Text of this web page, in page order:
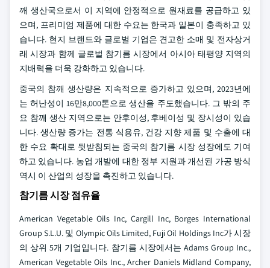
깨 생산국으로서 이 지역에 안정적으로 원재료를 공급하고 있
으며, 프리미엄 제품에 대한 수요는 한국과 일본이 충족하고 있
습니다. 현지 브랜드와 글로벌 기업은 견고한 소매 및 전자상거
래 시장과 함께 글로벌 참기름 시장에서 아시아 태평양 지역의
지배력을 더욱 강화하고 있습니다.
중국의 참깨 생산량은 지속적으로 증가하고 있으며, 2023년에
는 허난성이 16만8,000톤으로 생산을 주도했습니다. 그 밖의 주
요 참깨 생산 지역으로는 안후이성, 후베이성 및 장시성이 있습
니다. 생산량 증가는 전통 식용유, 건강 지향 제품 및 수출에 대
한 수요 확대로 뒷받침되는 중국의 참기름 시장 성장에도 기여
하고 있습니다. 농업 개발에 대한 정부 지원과 개선된 가공 방식
역시 이 산업의 성장을 촉진하고 있습니다.
참기름 시장 점유율
American Vegetable Oils Inc, Cargill Inc, Borges International
Group S.L.U. 및 Olympic Oils Limited, Fuji Oil Holdings Inc가 시장
의 상위 5개 기업입니다. 참기름 시장에서는 Adams Group Inc.,
American Vegetable Oils Inc., Archer Daniels Midland Company,